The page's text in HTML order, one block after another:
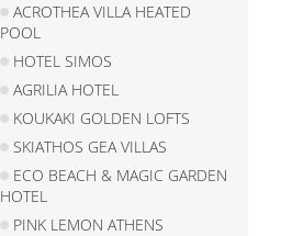
ACROTHEA VILLA HEATED
POOL
HOTEL SIMOS
AGRILIA HOTEL
KOUKAKI GOLDEN LOFTS
SKIATHOS GEA VILLAS
ECO BEACH & MAGIC GARDEN
HOTEL
PINK LEMON ATHENS